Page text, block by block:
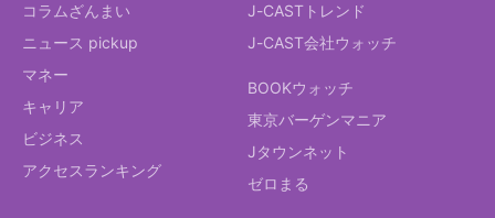
コラムざんまい
ニュース pickup
マネー
キャリア
ビジネス
アクセスランキング
J-CASTトレンド
J-CAST会社ウォッチ
BOOKウォッチ
東京バーゲンマニア
Jタウンネット
ゼロまる